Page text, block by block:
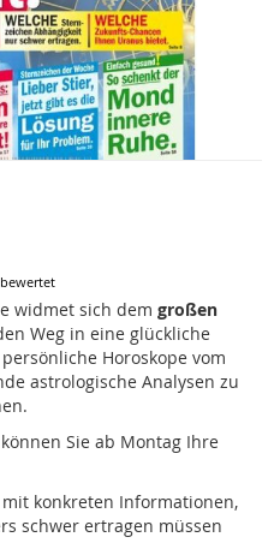
widmet sich dem großen
Weg in eine glückliche
Horoskope vom
astrologische Analysen zu
Sie ab Montag Ihre
mit konkreten Informationen,
schwer ertragen müssen